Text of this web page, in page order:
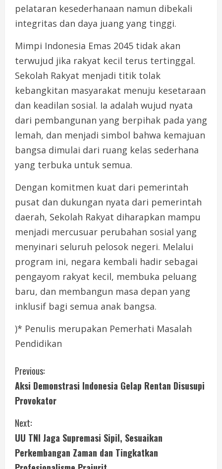
pelataran kesederhanaan namun dibekali
integritas dan daya juang yang tinggi.
Mimpi Indonesia Emas 2045 tidak akan
terwujud jika rakyat kecil terus tertinggal.
Sekolah Rakyat menjadi titik tolak
kebangkitan masyarakat menuju kesetaraan
dan keadilan sosial. Ia adalah wujud nyata
dari pembangunan yang berpihak pada yang
lemah, dan menjadi simbol bahwa kemajuan
bangsa dimulai dari ruang kelas sederhana
yang terbuka untuk semua.
Dengan komitmen kuat dari pemerintah
pusat dan dukungan nyata dari pemerintah
daerah, Sekolah Rakyat diharapkan mampu
menjadi mercusuar perubahan sosial yang
menyinari seluruh pelosok negeri. Melalui
program ini, negara kembali hadir sebagai
pengayom rakyat kecil, membuka peluang
baru, dan membangun masa depan yang
inklusif bagi semua anak bangsa.
)* Penulis merupakan Pemerhati Masalah
Pendidikan
C
o
n
t
i
Previous:
Aksi Demonstrasi Indonesia Gelap Rentan Disusupi
Provokator
Next:
UU TNI Jaga Supremasi Sipil, Sesuaikan
Perkembangan Zaman dan Tingkatkan